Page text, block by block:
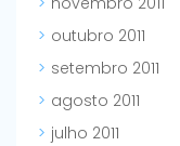
outubro 2011
setembro 2011
agosto 2011
julho 2011